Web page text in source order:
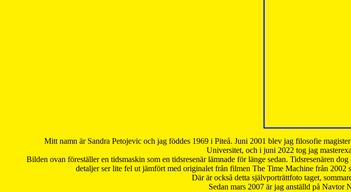
Mitt namn är Sandra Petojevic och jag föddes 1969 i Piteå. Juni 2001 blev jag filosofie
Universitet, och i juni 2022 tog jag
Bilden ovan föreställer en tidsmaskin som en tidsresenär lämnade för länge sedan. Tidsresenären
detaljer ser lite fel ut jämfört med originalet från filmen The Time Machine från
Där är också detta självporträttfoto taget,
Sedan mars 2007 är jag anställd på